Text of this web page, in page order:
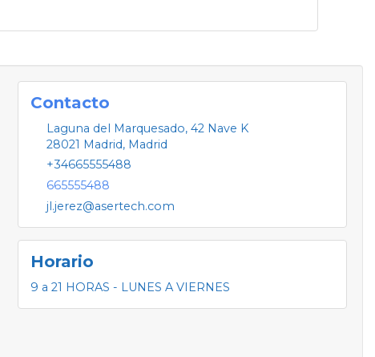
Contacto
Laguna del Marquesado, 42 Nave K
28021 Madrid, Madrid
+34665555488
665555488
jl.jerez@asertech.com
Horario
9 a 21 HORAS - LUNES A VIERNES